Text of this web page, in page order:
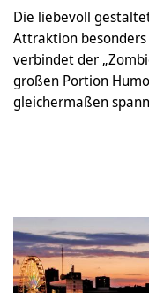
Die liebevoll
Attraktion
verbindet der
großen Portion
gleichermaßen